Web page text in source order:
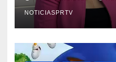
NOTICIASPRTV